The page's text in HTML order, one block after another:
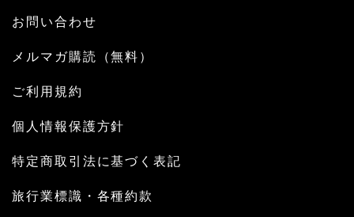
お問い合わせ
メルマガ購読（無料）
ご利用規約
個人情報保護方針
特定商取引法に基づく表記
旅行業標識・各種約款